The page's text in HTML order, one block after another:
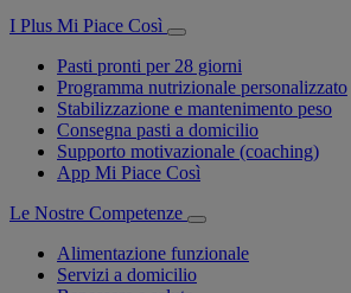
I Plus Mi Piace Così
Pasti pronti per 28 giorni
Programma nutrizionale personalizzato
Stabilizzazione e mantenimento peso
Consegna pasti a domicilio
Supporto motivazionale (coaching)
App Mi Piace Così
Le Nostre Competenze
Alimentazione funzionale
Servizi a domicilio